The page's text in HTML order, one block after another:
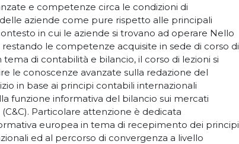
e competenze circa le condizioni di
aziende come pure rispetto alle principali
in cui le aziende si trovano ad operare Nello
le competenze acquisite in sede di corso di
di contabilità e bilancio, il corso di lezioni si
le conoscenze avanzate sulla redazione del
in base ai principi contabili internazionali
funzione informativa del bilancio sui mercati
Particolare attenzione è dedicata
europea in tema di recepimento dei principi
ed al percorso di convergenza a livello